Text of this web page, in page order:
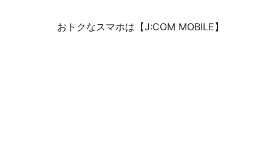
おトクなスマホは【J:COM MOBILE】